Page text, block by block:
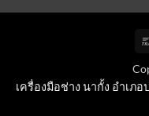
เครื่องมือช่าง นากั้ง อำเภ